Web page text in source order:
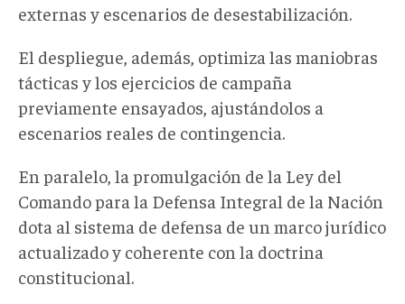
externas y escenarios de desestabilización.
El despliegue, además, optimiza las maniobras
tácticas y los ejercicios de campaña
previamente ensayados, ajustándolos a
escenarios reales de contingencia.
En paralelo, la promulgación de la Ley del
Comando para la Defensa Integral de la Nación
dota al sistema de defensa de un marco jurídico
actualizado y coherente con la doctrina
constitucional.